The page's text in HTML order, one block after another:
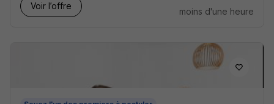
Voir l’offre
moins d'une heure